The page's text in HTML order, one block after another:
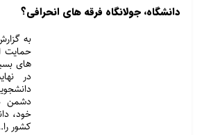
دانشگاه، جولانگاه فرقه های انحرافی؟
به
حمایت
های
در
دشمن
خود،
کشور